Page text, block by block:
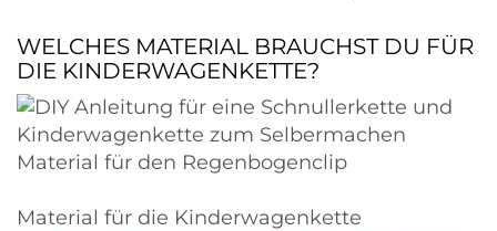
WELCHES MATERIAL BRAUCHST DU FÜR
DIE KINDERWAGENKETTE?
Material für den Regenbogenclip
Material für die Kinderwagenkette